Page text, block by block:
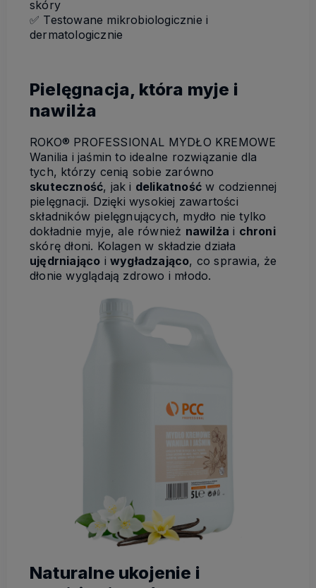
skóry
✅ Testowane mikrobiologicznie i
dermatologicznie
Pielęgnacja, która myje i
nawilża
ROKO® PROFESSIONAL MYDŁO KREMOWE
Wanilia i jaśmin to idealne rozwiązanie dla
tych, którzy cenią sobie zarówno
skuteczność, jak i delikatność w codziennej
pielęgnacji. Dzięki wysokiej zawartości
składników pielęgnujących, mydło nie tylko
dokładnie myje, ale również nawilża i chroni
skórę dłoni. Kolagen w składzie działa
ujędrniająco iwygładzająco, co sprawia, że
dłonie wyglądają zdrowo i młodo.
Naturalne ukojenie i